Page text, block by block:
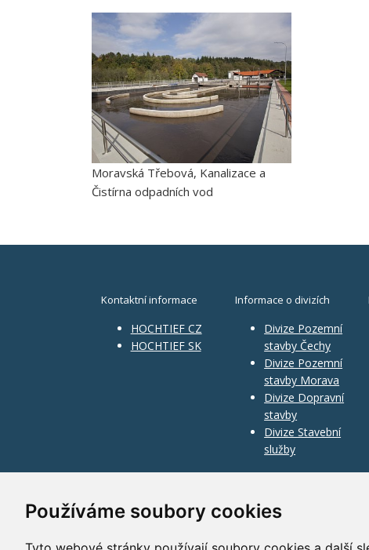
Používáme soubory cookies
Moravská Třebová, Kanalizace a
Čistírna odpadních vod
Kontaktní informace
HOCHTIEF CZ
HOCHTIEF SK
Informace o divizích
Divize Pozemní
stavby Čechy
Divize Pozemní
stavby Morava
Divize Dopravní
stavby
Divize Stavební
služby